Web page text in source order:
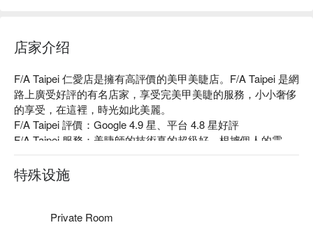
店家介绍
F/A Taipei 仁愛店是擁有高評價的美甲美睫店。F/A Taipei 是網
路上廣受好評的有名店家，享受完美甲美睫的服務，小小奢侈
的享受，在這裡，時光如此美麗。
F/A Taipei 評價：Google 4.9 星、平台 4.8 星好評
F/A Taipei 服務：美睫師的技術真的超級好，根據個人的需
求，長度、捲度都可以量身打造，接好的睫毛夠捲夠翹，但非
常自然，就像天生的一樣。美甲也值得一試！
F/A Taipei 推薦：美睫美甲都選用很好的材料產品，進口睫毛
和 Butter London 等國際知名品牌，色彩美麗又持久。
特殊设施
Private Room